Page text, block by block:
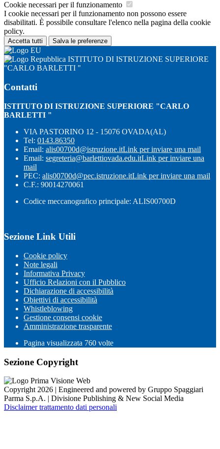
Cookie necessari per il funzionamento
I cookie necessari per il funzionamento non possono essere
disabilitati. È possibile consultare l'elenco nella pagina della cookie
policy.
Accetta tutti Salva le preferenze
ISTITUTO DI ISTRUZIONE SUPERIORE
"CARLO BARLETTI "
Contatti
ISTITUTO DI ISTRUZIONE SUPERIORE "CARLO
BARLETTI "
VIA PASTORINO 12 - 15076 OVADA(AL)
Tel: 0143.86350
Email: alis00700d@istruzione.itLink per inviare una mail
Email: segreteria@barlettiovada.edu.itLink per inviare una
mail
PEC: alis00700d@pec.istruzione.itLink per inviare una mail
C.F.: 90014270061
Codice meccanografico principale: ALIS00700D
Sezione Link Utili
Cookie policy
Note legali
Informativa Privacy
Ufficio Relazioni con il Pubblico
Dichiarazione di accessibilità
Obiettivi di accessibilità
Whistleblowing
Gestione consensi cookie
Amministrazione trasparente
Pagina visualizzata 760 volte
Sezione Copyright
Copyright 2026 | Engineered and powered by Gruppo Spaggiari
Parma S.p.A. | Divisione Publishing & New Social Media
Disclaimer trattamento dati personali